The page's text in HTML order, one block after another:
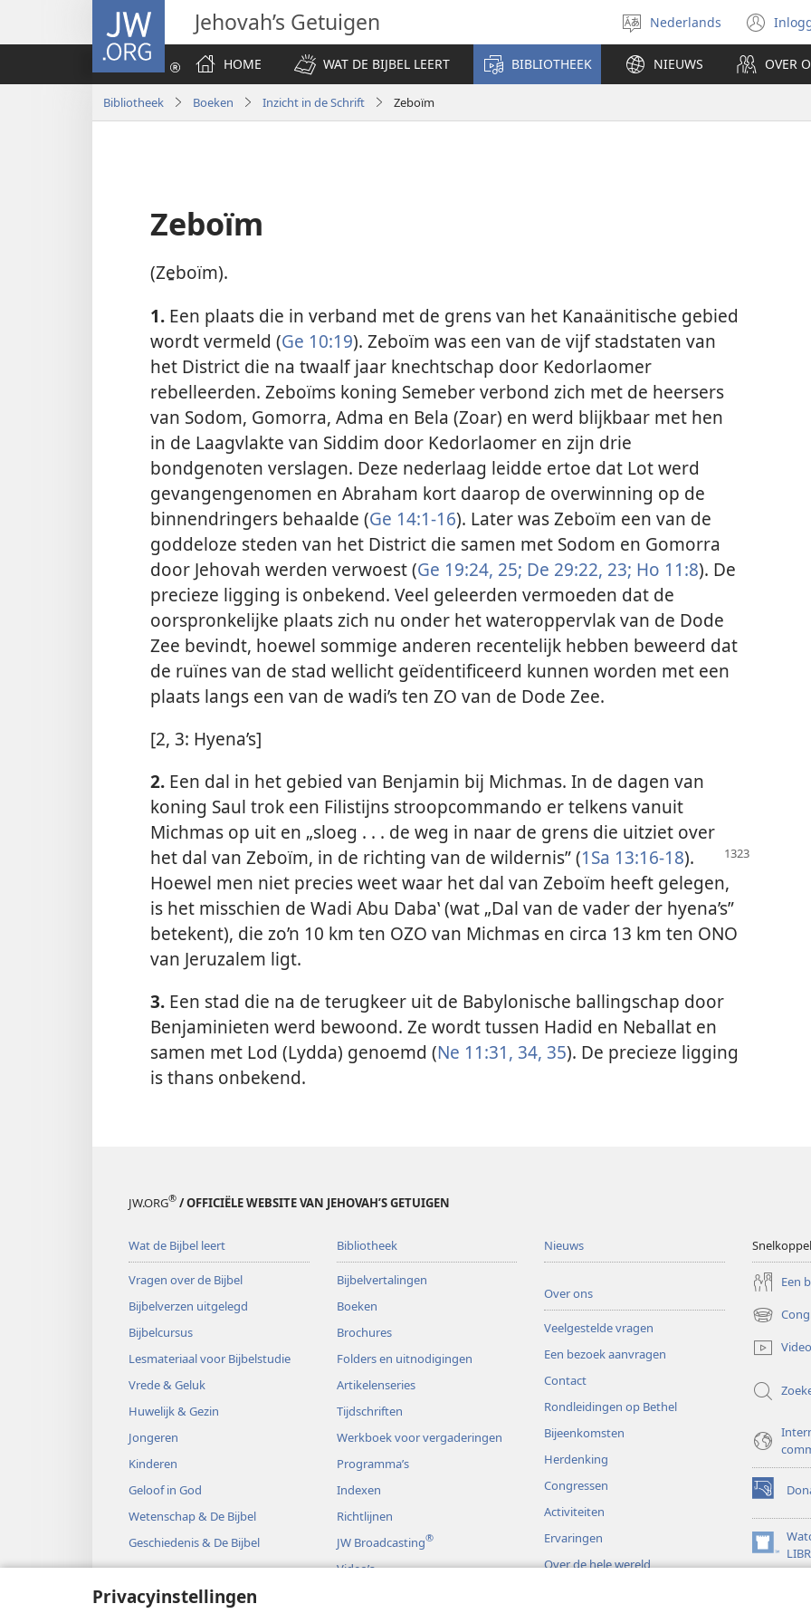
Privacyinstellingen
JW.ORG Jehovah’s Getuigen
Taal
selecteren
Nederlands
HOME
WAT DE BIJBEL LEERT BIBLIOTHEEK NIEUWS OVER
Bibliotheek Boeken Inzicht in de Schrift Zeboïm
Zeboïm
(Ze̱boïm).
1. Een plaats die in verband met de grens van het Kanaänitische gebied
wordt vermeld (Ge 10:19). Zeboïm was een van de vijf stadstaten van
het District die na twaalf jaar knechtschap door Kedorlaomer
rebelleerden. Zeboïms koning Semeber verbond zich met de heersers
van Sodom, Gomorra, Adma en Bela (Zoar) en werd blijkbaar met hen
in de Laagvlakte van Siddim door Kedorlaomer en zijn drie
bondgenoten verslagen. Deze nederlaag leidde ertoe dat Lot werd
gevangengenomen en Abraham kort daarop de overwinning op de
binnendringers behaalde (Ge 14:1-16). Later was Zeboïm een van de
goddeloze steden van het District die samen met Sodom en Gomorra
door Jehovah werden verwoest (Ge 19:24, 25; De 29:22, 23; Ho 11:8). De
precieze ligging is onbekend. Veel geleerden vermoeden dat de
oorspronkelijke plaats zich nu onder het wateroppervlak van de Dode
Zee bevindt, hoewel sommige anderen recentelijk hebben beweerd dat
de ruïnes van de stad wellicht geïdentificeerd kunnen worden met een
plaats langs een van de wadi’s ten ZO van de Dode Zee.
[2, 3: Hyena’s]
2. Een dal in het gebied van Benjamin bij Michmas. In de dagen van
koning Saul trok een Filistijns stroopcommando er telkens vanuit
Michmas op uit en „sloeg . . . de weg in naar de grens die uitziet over
het dal van Zeboïm, in de richting van de wildernis” (1Sa 13:16-18).
Hoewel men niet precies weet waar het dal van Zeboïm heeft gelegen,
is het misschien de Wadi Abu Dabaʽ (wat „Dal van de vader der hyena’s”
betekent), die zo’n 10 km ten OZO van Michmas en circa 13 km ten ONO
van Jeruzalem ligt.
3. Een stad die na de terugkeer uit de Babylonische ballingschap door
Benjaminieten werd bewoond. Ze wordt tussen Hadid en Neballat en
samen met Lod (Lydda) genoemd (Ne 11:31, 34, 35). De precieze ligging
is thans onbekend.
JW.ORG® / OFFICIËLE WEBSITE VAN JEHOVAH’S GETUIGEN
Wat de Bijbel leert
Vragen over de Bijbel
Bijbelverzen uitgelegd
Bijbelcursus
Lesmateriaal voor Bijbelstudie
Vrede & Geluk
Huwelijk & Gezin
Jongeren
Kinderen
Geloof in God
Wetenschap & De Bijbel
Geschiedenis & De Bijbel
Bibliotheek
Bijbelvertalingen
Boeken
Brochures
Folders en uitnodigingen
Artikelenseries
Tijdschriften
Werkboek voor vergaderingen
Programma’s
Indexen
Richtlijnen
JW Broadcasting®
Video’s
Nieuws
Over ons
Veelgestelde vragen
Een bezoek aanvragen
Contact
Rondleidingen op Bethel
Bijeenkomsten
Herdenking
Congressen
Activiteiten
Ervaringen
Over de hele wereld
Een
(opent
nieuw
venster)
(opent
nieuw
venster)
(opent
nieuw